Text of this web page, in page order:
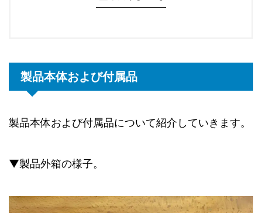
製品本体および付属品
製品本体および付属品について紹介していきます。
▼製品外箱の様子。